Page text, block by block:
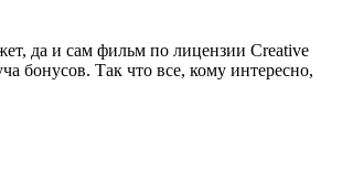
да и сам фильм по лицензии Creative
бонусов. Так что все, кому интересно,